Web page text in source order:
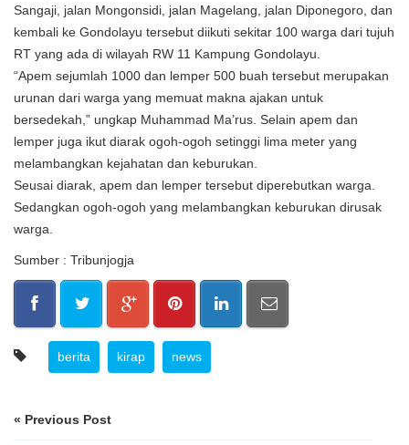
Sangaji, jalan Mongonsidi, jalan Magelang, jalan Diponegoro, dan
kembali ke Gondolayu tersebut diikuti sekitar 100 warga dari tujuh
RT yang ada di wilayah RW 11 Kampung Gondolayu.
“Apem sejumlah 1000 dan lemper 500 buah tersebut merupakan
urunan dari warga yang memuat makna ajakan untuk
bersedekah,” ungkap Muhammad Ma’rus. Selain apem dan
lemper juga ikut diarak ogoh-ogoh setinggi lima meter yang
melambangkan kejahatan dan keburukan.
Seusai diarak, apem dan lemper tersebut diperebutkan warga.
Sedangkan ogoh-ogoh yang melambangkan keburukan dirusak
warga.
Sumber : Tribunjogja
berita kirap news
« Previous Post